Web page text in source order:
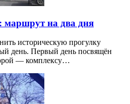
на два дня
историческую прогулку
день. Первый день посвящён
— комплексу…